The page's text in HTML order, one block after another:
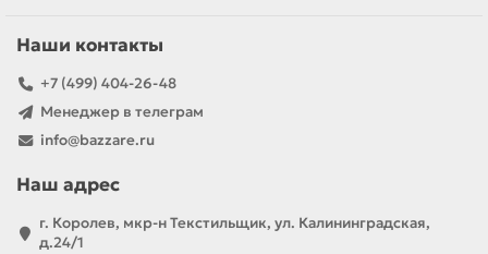
Наши контакты
+7 (499) 404-26-48
Менеджер в телеграм
info@bazzare.ru
Наш адрес
г. Королев, мкр-н Текстильщик, ул. Калининградская,
д.24/1